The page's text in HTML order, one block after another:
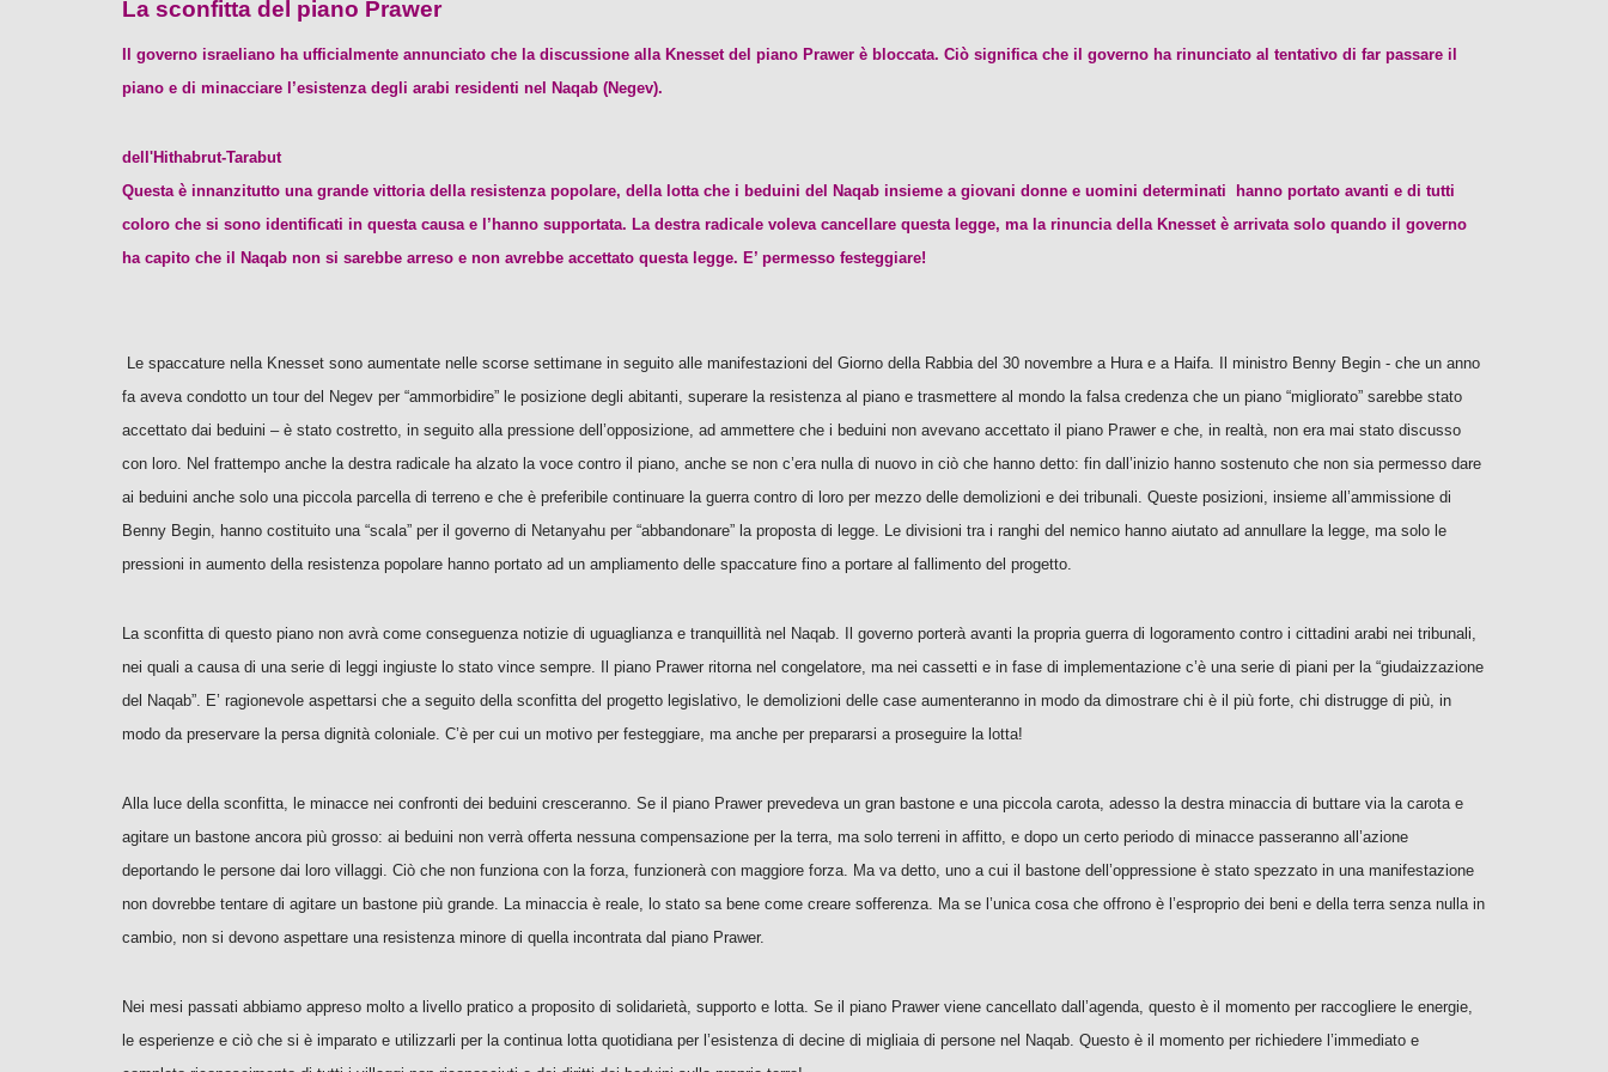
La sconfitta del piano Prawer
Il governo israeliano ha ufficialmente annunciato che la discussione alla Knesset del piano Prawer è bloccata. Ciò significa che il governo ha rinunciato al tentativo di far passare il
piano e di minacciare l’esistenza degli arabi residenti nel Naqab (Negev).
dell'Hithabrut-Tarabut
Questa è innanzitutto una grande vittoria della resistenza popolare, della lotta che i beduini del Naqab insieme a giovani donne e uomini determinati hanno portato avanti e di tutti
coloro che si sono identificati in questa causa e l’hanno supportata. La destra radicale voleva cancellare questa legge, ma la rinuncia della Knesset è arrivata solo quando il governo
ha capito che il Naqab non si sarebbe arreso e non avrebbe accettato questa legge. E’ permesso festeggiare!
Le spaccature nella Knesset sono aumentate nelle scorse settimane in seguito alle manifestazioni del Giorno della Rabbia del 30 novembre a Hura e a Haifa. Il ministro Benny Begin - che un anno
fa aveva condotto un tour del Negev per “ammorbidire” le posizione degli abitanti, superare la resistenza al piano e trasmettere al mondo la falsa credenza che un piano “migliorato” sarebbe stato
accettato dai beduini – è stato costretto, in seguito alla pressione dell’opposizione, ad ammettere che i beduini non avevano accettato il piano Prawer e che, in realtà, non era mai stato discusso
con loro. Nel frattempo anche la destra radicale ha alzato la voce contro il piano, anche se non c’era nulla di nuovo in ciò che hanno detto: fin dall’inizio hanno sostenuto che non sia permesso dare
ai beduini anche solo una piccola parcella di terreno e che è preferibile continuare la guerra contro di loro per mezzo delle demolizioni e dei tribunali. Queste posizioni, insieme all’ammissione di
Benny Begin, hanno costituito una “scala” per il governo di Netanyahu per “abbandonare” la proposta di legge. Le divisioni tra i ranghi del nemico hanno aiutato ad annullare la legge, ma solo le
pressioni in aumento della resistenza popolare hanno portato ad un ampliamento delle spaccature fino a portare al fallimento del progetto.
La sconfitta di questo piano non avrà come conseguenza notizie di uguaglianza e tranquillità nel Naqab. Il governo porterà avanti la propria guerra di logoramento contro i cittadini arabi nei tribunali,
nei quali a causa di una serie di leggi ingiuste lo stato vince sempre. Il piano Prawer ritorna nel congelatore, ma nei cassetti e in fase di implementazione c’è una serie di piani per la “giudaizzazione
del Naqab”. E’ ragionevole aspettarsi che a seguito della sconfitta del progetto legislativo, le demolizioni delle case aumenteranno in modo da dimostrare chi è il più forte, chi distrugge di più, in
modo da preservare la persa dignità coloniale. C’è per cui un motivo per festeggiare, ma anche per prepararsi a proseguire la lotta!
Alla luce della sconfitta, le minacce nei confronti dei beduini cresceranno. Se il piano Prawer prevedeva un gran bastone e una piccola carota, adesso la destra minaccia di buttare via la carota e
agitare un bastone ancora più grosso: ai beduini non verrà offerta nessuna compensazione per la terra, ma solo terreni in affitto, e dopo un certo periodo di minacce passeranno all’azione
deportando le persone dai loro villaggi. Ciò che non funziona con la forza, funzionerà con maggiore forza. Ma va detto, uno a cui il bastone dell’oppressione è stato spezzato in una manifestazione
non dovrebbe tentare di agitare un bastone più grande. La minaccia è reale, lo stato sa bene come creare sofferenza. Ma se l’unica cosa che offrono è l’esproprio dei beni e della terra senza nulla in
cambio, non si devono aspettare una resistenza minore di quella incontrata dal piano Prawer.
Nei mesi passati abbiamo appreso molto a livello pratico a proposito di solidarietà, supporto e lotta. Se il piano Prawer viene cancellato dall’agenda, questo è il momento per raccogliere le energie,
le esperienze e ciò che si è imparato e utilizzarli per la continua lotta quotidiana per l’esistenza di decine di migliaia di persone nel Naqab. Questo è il momento per richiedere l’immediato e